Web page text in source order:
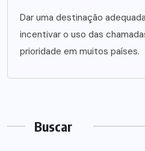
Dar uma destinação
incentivar o uso das
prioridade em muitos países.
Buscar